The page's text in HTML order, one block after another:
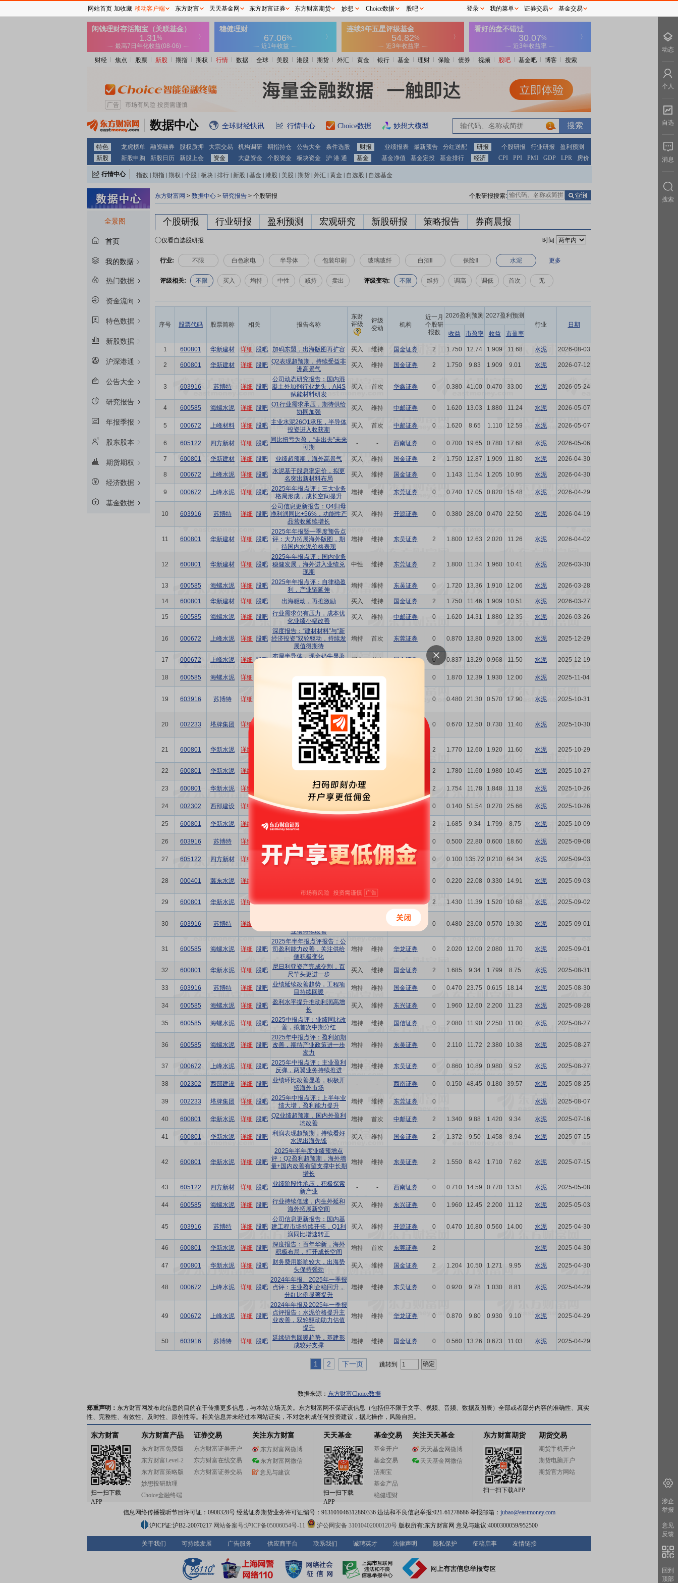
财经 焦点 股票 新股 期指 期权 行情 数据 全球 美股 港股 期货 外汇 黄金 银行 基金 理财 保险 债券 视频 股吧 基金吧 博客 搜索
数据中心 全球财经快讯 行情中心 Choice数据 妙想大模型 1
特色 龙虎榜单 融资融券 股权质押 大宗交易 机构调研 期指持仓 公告大全 条件选股 财报 业绩报表 最新预告 分红送配 研报 个股研报 行业研报
盈利预测
新股
新股申购 新股日历 新股上会 资金 大盘资金 个股资金 板块资金 沪 港 通 基金 基金净值 基金定投 基金排行 经济 CPI PPI PMI GDP LPR 房价
行情中心 指数 期指 期权 个股 板块 排行 新股 基金 港股 美股 期货 外汇 黄金 自选股 自选基金
全景图
首页
我的数据
热门数据
资金流向
特色数据
新股数据
沪深港通
公告大全
研究报告
年报季报
股东股本
期货期权
经济数据
基金数据
东方财富网 > 数据中心 > 研究报告 > 个股研报 个股研报搜索:
个股研报 行业研报 盈利预测 宏观研究 新股研报 策略报告 券商晨报
仅看自选股研报 时间:
行业: 不限 白色家电 半导体 包装印刷 玻璃玻纤 白酒Ⅱ 保险Ⅱ 水泥 更多
评级相关: 不限 买入 增持 中性 减持 卖出 评级变动: 不限 维持 调高 调低 首次 无
序号 股票代码 股票简称 相关 报告名称
东财
评级
评级
变动
机构
近一月
个股研
报数
2026盈利预测 2027盈利预测
行业
日期
收益
市盈率 收益 市盈率
1 600801 华新建材 详细 股吧 加码东盟，出海版图再扩容 买入 维持 国金证券 2 1.750 12.74 1.909 11.68 水泥 2026-08-03
2 600801 华新建材 详细 股吧 Q2表现超预期，持续受益非
洲高景气
买入 维持 国金证券 2 1.750 9.83 1.909 9.01 水泥 2026-07-12
3 603916 苏博特 详细 股吧
公司动态研究报告：国内混
凝土外加剂行业龙头，AI4S
赋能材料研发
买入 首次 华鑫证券 0 0.380 41.00 0.470 33.00 水泥 2026-05-24
4 600585 海螺水泥 详细 股吧 Q1行业需求承压，期待供给
协同加强
买入 维持 中邮证券 0 1.620 13.03 1.880 11.24 水泥 2026-05-07
5 000672 上峰材料 详细 股吧 主业水泥26Q1承压，半导体
投资进入收获期
买入 首次 中邮证券 0 1.620 8.65 1.110 12.59 水泥 2026-05-07
6 605122 四方新材 详细 股吧 同比扭亏为盈，“走出去”未来
可期
- - 西南证券 0 0.700 19.65 0.780 17.68 水泥 2026-05-06
7 600801 华新建材 详细 股吧 业绩超预期，海外高景气 买入 维持 国金证券 2 1.750 12.87 1.909 11.80 水泥 2026-04-30
8 000672 上峰水泥 详细 股吧
水泥基于股息率定价，拟更
名突出新材料布局
买入 维持 国金证券 0 1.143 11.54 1.205 10.95 水泥 2026-04-30
9 000672 上峰水泥 详细 股吧 2025年年报点评：三大业务
格局形成，成长空间提升
增持 维持 东莞证券 0 0.740 17.05 0.820 15.48 水泥 2026-04-29
10 603916 苏博特 详细 股吧
公司信息更新报告：Q4归母
净利润同比+56%，功能性产
品营收延续增长
买入 维持 开源证券 0 0.380 28.00 0.470 22.50 水泥 2026-04-19
11 600801 华新建材 详细 股吧
2025年年报暨一季度预告点
评：大力拓展海外版图，期
待国内水泥价格表现
增持 维持 东吴证券 2 1.800 12.63 2.020 11.26 水泥 2026-04-02
12 600801 华新建材 详细 股吧
2025年年报点评：国内业务
稳健发展，海外进入业绩兑
现期
中性 维持 东莞证券 2 1.800 11.34 1.960 10.41 水泥 2026-03-30
13 600585 海螺水泥 详细 股吧 2025年年报点评：自律稳盈
利，产业链延伸
增持 维持 东吴证券 0 1.720 13.36 1.910 12.06 水泥 2026-03-28
14 600801 华新建材 详细 股吧 出海驱动，再推激励 买入 维持 国金证券 2 1.750 11.46 1.909 10.51 水泥 2026-03-27
15 600585 海螺水泥 详细 股吧
行业需求仍有压力，成本优
化业绩小幅改善
买入 维持 中邮证券 0 1.620 14.31 1.880 12.35 水泥 2026-03-26
16 000672 上峰水泥 详细 股吧
深度报告：“建材材料”与“新
经济投资”双轮驱动，持续发
展值得期待
增持 首次 东莞证券 0 0.870 13.80 0.920 13.00 水泥 2025-12-29
17 000672 上峰水泥 详细 股吧
布局半导体，现金奶牛显著
买入 首次 国金证券 0 0.837 13.29 0.968 11.50 水泥 2025-12-19
18 600585 海螺水泥 详细
卷释放盈利弹性
买入 维持 0 1.870 12.39 1.930 12.00 水泥 2025-11-04
19 603916 苏博特 详细
Q3利润同比延续增长，基建
工程领域订单持续开拓，看
好公司后续业绩提升
买入 维持 0 0.480 21.30 0.570 17.90 水泥 2025-10-31
20 002233 塔牌集团 详细
2025年三季报点评：Q3水泥
量价均有承压，投资浮盈继
续贡献业绩
增持 维持 0 0.670 12.50 0.730 11.40 水泥 2025-10-30
21 600801 华新水泥 详细
2025年三季报点评：收入同
比逆势增长，海外成长持续
兑现
增持 维持 2 1.770 12.60 1.920 11.60 水泥 2025-10-29
22 600801 华新水泥 详细
2025年三季报点评：海外增
增持 维持 2 1.780 11.60 1.980 10.45 水泥 2025-10-27
23 600801 华新水泥 详细
业绩超预期，受益并表+汇兑
+海外旺季
买入 2 1.754 11.78 1.848 11.18 水泥 2025-10-26
24 002302 西部建设 详细 股吧
销量保持增长，价格有所承
压
西南证券 0 0.140 51.54 0.270 25.66 水泥 2025-10-26
25 600801 华新水泥 详细 股吧
计划更名“华新建材”，再推激
励彰显信心
2 1.685 9.34 1.799 8.75 水泥 2025-10-09
26 603916 苏博特 详细
销量逐步增长
中银证券 0 0.500 22.80 0.600 18.60 水泥 2025-09-08
27 605122 四方新材 详细 股吧
需求疲弱业绩承压，持续探
索跨界机遇
- - 西南证券 0 0.100 135.72 0.210 64.34 水泥 2025-09-03
28 000401 冀东水泥 详细
进一步强化
0 0.220 22.08 0.330 14.91 水泥 2025-09-03
29 600801 华新水泥 详细 股吧
利能力提升，业绩大幅增长
增持 维持 东莞证券 2 1.430 11.39 1.520 10.68 水泥 2025-09-02
30 603916 苏博特 详细
业绩持续改善
开源证券 0 0.480 23.00 0.570 19.30 水泥 2025-09-01
31 600585 海螺水泥 详细 股吧
2025年半年报点评报告：公
司盈利能力改善，关注供给
侧积极变化
增持 维持 华龙证券 0 2.020 12.00 2.080 11.70 水泥 2025-09-01
32 600801 华新水泥 详细 股吧
尼日利亚资产完成交割，百
尺竿头更进一步
买入 维持 国金证券 2 1.685 9.34 1.799 8.75 水泥 2025-08-31
33 603916 苏博特 详细 股吧
业绩延续改善趋势，工程项
目持续回暖
增持 维持 国金证券 0 0.470 23.75 0.615 18.14 水泥 2025-08-30
34 600585 海螺水泥 详细 股吧
盈利水平提升推动利润高增
长
买入 维持 东兴证券 0 1.960 12.60 2.200 11.23 水泥 2025-08-28
35 600585 海螺水泥 详细 股吧 2025中报点评：业绩同比改
善，拟首次中期分红
增持 维持 国信证券 0 2.080 11.90 2.250 11.00 水泥 2025-08-27
36 600585 海螺水泥 详细 股吧
2025年中报点评：盈利如期
改善，期待产业政策进一步
发力
增持 维持 东吴证券 0 2.110 11.72 2.380 10.38 水泥 2025-08-27
37 000672 上峰水泥 详细 股吧 2025年中报点评：主业盈利
反弹，两翼业务持续推进
增持 维持 东吴证券 0 0.860 10.89 0.980 9.52 水泥 2025-08-27
38 002302 西部建设 详细 股吧
业绩环比改善显著，积极开
拓海外市场
- - 西南证券 0 0.150 48.45 0.180 39.57 水泥 2025-08-25
39 002233 塔牌集团 详细 股吧 2025年中报点评：上半年业
绩大增，盈利能力提升
增持 维持 东莞证券 0 水泥 2025-08-07
40 600801 华新水泥 详细 股吧 Q2业绩超预期，国内外盈利
均改善
增持 首次 中邮证券 2 1.340 9.88 1.420 9.34 水泥 2025-07-16
41 600801 华新水泥 详细 股吧
利润表现超预期，持续看好
水泥出海先锋
买入 维持 国金证券 2 1.372 9.50 1.458 8.94 水泥 2025-07-15
42 600801 华新水泥 详细 股吧
2025年半年度业绩预增点
评：Q2盈利超预期，海外增
量+国内改善有望支撑中长期
增长
增持 维持 东吴证券 2 1.550 8.42 1.710 7.62 水泥 2025-07-15
43 605122 四方新材 详细 股吧
业绩阶段性承压，积极探索
新产业
- - 西南证券 0 0.710 14.59 0.770 13.51 水泥 2025-05-08
44 600585 海螺水泥 详细 股吧
行业持续低迷，内生外延和
海外拓展新空间
买入 维持 东兴证券 0 1.960 12.45 2.200 11.12 水泥 2025-05-03
45 603916 苏博特 详细 股吧
公司信息更新报告：国内基
建工程市场持续开拓，Q1利
润同比增速转正
买入 维持 开源证券 0 0.470 16.80 0.560 14.00 水泥 2025-04-30
46 600801 华新水泥 详细 股吧
深度报告：百年华新，海外
积极布局，打开成长空间
增持 首次 东莞证券 2 水泥 2025-04-30
47 600801 华新水泥 详细 股吧
财务费用影响较大，出海势
头保持强劲
买入 维持 国金证券 2 1.204 10.50 1.271 9.95 水泥 2025-04-30
48 000672 上峰水泥 详细 股吧
2024年年报、2025年一季报
点评：主业盈利企稳回升，
分红比例显著提升
增持 维持 东吴证券 0 0.920 9.78 1.030 8.81 水泥 2025-04-29
49 000672 上峰水泥 详细 股吧
2024年年报及2025年一季报
点评报告：水泥价格提升主
业改善，双轮驱动助力估值
提升
增持 维持 华龙证券 0 0.870 9.80 0.930 9.10 水泥 2025-04-29
50 603916 苏博特 详细 股吧
延续销售回暖趋势，基建形
成较好支撑
增持 维持 国金证券 0 0.560 13.26 0.673 11.03 水泥 2025-04-29
1 2 下一页 跳转到
数据来源： 东方财富Choice数据
郑重声明： 东方财富网发布此信息的目的在于传播更多信息，与本站立场无关。东方财富网不保证该信息（包括但不限于文字、视频、音频、数据及图表）全部或者部分内容的准确性、真实
性、完整性、有效性、及时性、原创性等。相关信息并未经过本网站证实，不对您构成任何投资建议，据此操作，风险自担。
东方财富
扫一扫下载
APP
东方财富产品
东方财富免费版
东方财富Level-2
东方财富策略版
妙想投研助理
Choice金融终端
证券交易
东方财富证券开户
东方财富在线交易
东方财富证券交易
关注东方财富
东方财富网微博
东方财富网微信
意见与建议
天天基金
扫一扫下载
APP
基金交易
基金开户
基金交易
活期宝
基金产品
稳健理财
关注天天基金
天天基金网微博
天天基金网微信
东方财富期货
扫一扫下载APP
期货交易
期货手机开户
期货电脑开户
期货官方网站
信息网络传播视听节目许可证：0908328号 经营证券期货业务许可证编号：913101046312860336 违法和不良信息举报:021-61278686 举报邮箱： jubao@eastmoney.com
沪ICP证:沪B2-20070217 网站备案号:沪ICP备05006054号-11 沪公网安备 31010402000120号版权所有:东方财富网 意见与建议:4000300059/952500
关于我们 可持续发展 广告服务 供应商平台 联系我们 诚聘英才 法律声明 隐私保护 征稿启事 友情链接
网站首页 加收藏 移动客户端 东方财富 天天基金网 东方财富证券 东方财富期货 妙想 Choice数据 股吧 登录 我的菜单 证券交易 基金交易
动态
个人
自选
消息
搜索
涉企
举报
意见
反馈
回到
顶部